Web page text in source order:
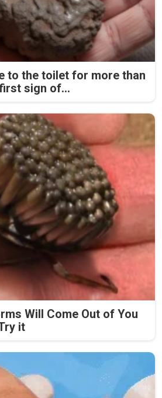
to the toilet for more than
sign of...
Will Come Out of You
it